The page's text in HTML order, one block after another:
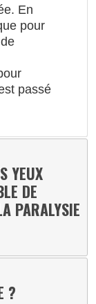
En
pour
passé
YEUX
DE
PARALYSIE
?